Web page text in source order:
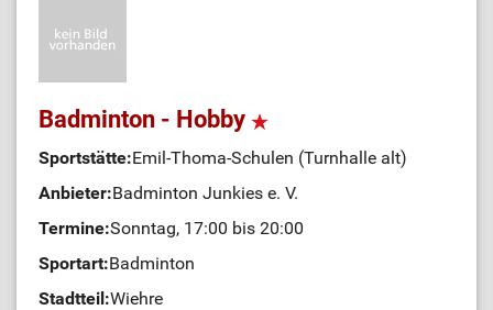
Badminton - Hobby
Sportstätte:Emil-Thoma-Schulen (Turnhalle alt)
Anbieter:Badminton Junkies e. V.
Termine:Sonntag, 17:00 bis 20:00
Sportart:Badminton
Stadtteil:Wiehre